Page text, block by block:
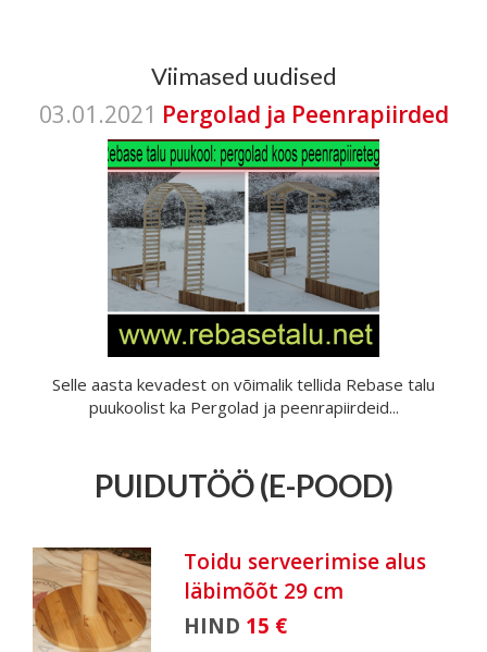
Viimased uudised
03.01.2021 Pergolad ja Peenrapiirded
Selle aasta kevadest on võimalik tellida Rebase talu
puukoolist ka Pergolad ja peenrapiirdeid...
PUIDUTÖÖ (E-POOD)
Toidu serveerimise alus
läbimõõt 29 cm
HIND 15 €